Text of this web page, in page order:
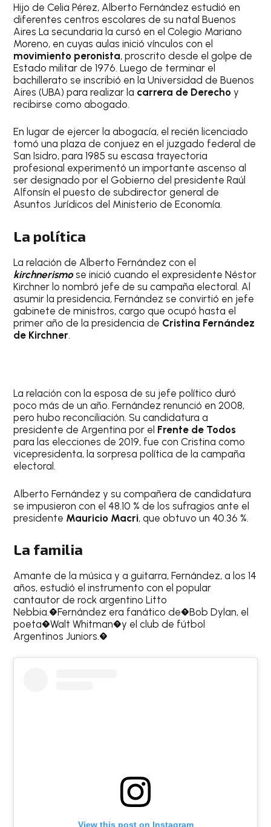
Hijo de Celia Pérez, Alberto Fernández estudió en
diferentes centros escolares de su natal Buenos
Aires La secundaria la cursó en el Colegio Mariano
Moreno, en cuyas aulas inició vínculos con el
movimiento peronista, proscrito desde el golpe de
Estado militar de 1976. Luego de terminar el
bachillerato se inscribió en la Universidad de Buenos
Aires (UBA) para realizar la carrera de Derecho y
recibirse como abogado.
En lugar de ejercer la abogacía, el recién licenciado
tomó una plaza de conjuez en el juzgado federal de
San Isidro, para 1985 su escasa trayectoria
profesional experimentó un importante ascenso al
ser designado por el Gobierno del presidente Raúl
Alfonsín el puesto de subdirector general de
Asuntos Jurídicos del Ministerio de Economía.
La política
La relación de Alberto Fernández con el
kirchnerismose inició cuando el expresidente Néstor
Kirchner lo nombró jefe de su campaña electoral. Al
asumir la presidencia, Fernández se convirtió en jefe
gabinete de ministros, cargo que ocupó hasta el
primer año de la presidencia de Cristina Fernández
de Kirchner.
La relación con la esposa de su jefe político duró
poco más de un año. Fernández renunció en 2008,
pero hubo reconciliación. Su candidatura a
presidente de Argentina por el Frente de Todos
para las elecciones de 2019, fue con Cristina como
vicepresidenta, la sorpresa política de la campaña
electoral.
Alberto Fernández y su compañera de candidatura
se impusieron con el 48.10 % de los sufragios ante el
presidente Mauricio Macri, que obtuvo un 40.36 %.
La familia
Amante de la música y a guitarra, Fernández, a los 14
años, estudió el instrumento con el popular
cantautor de rock argentino Litto
Nebbia.�Fernández era fanático de�Bob Dylan, el
poeta�Walt Whitman�y el club de fútbol
Argentinos Juniors.�
View this post on Instagram